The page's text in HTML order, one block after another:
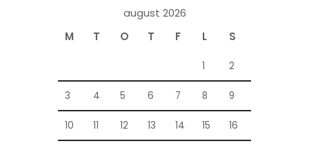
august 2026
M
T O T F L S
1 2
3 4 5 6 7 8 9
10 11 12 13 14 15 16